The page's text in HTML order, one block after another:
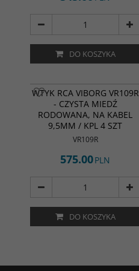
DO KOSZYKA
WTYK RCA VIBORG VR109R
- CZYSTA MIEDŹ
RODOWANA, NA KABEL
9,5MM / KPL 4 SZT
VR109R
575.00PLN
DO KOSZYKA